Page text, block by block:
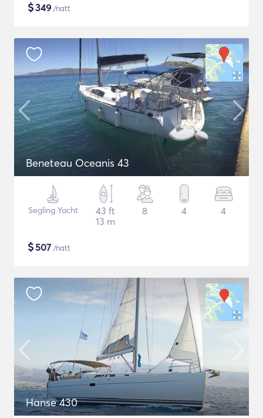
$349 /natt
Beneteau Oceanis 43
Segling Yacht
43 ft
13 m
8 4 4
$507 /natt
Hanse 430